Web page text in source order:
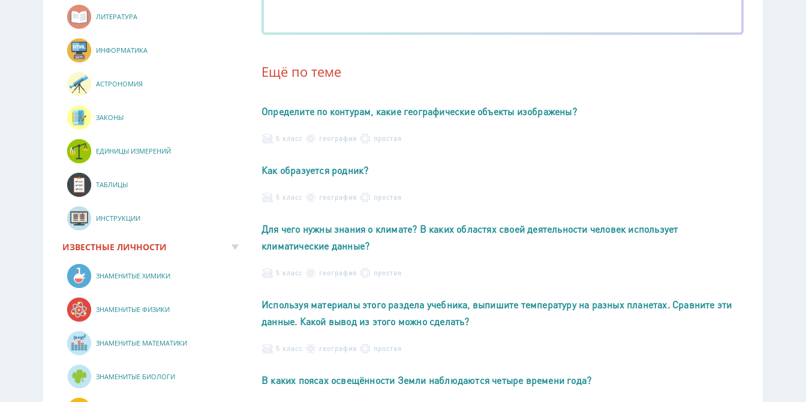
Ещё по теме
Определите по контурам, какие географические объекты изображены?
5 класс география простая
Как образуется родник?
5 класс география простая
Для чего нужны знания о климате? В каких областях своей деятельности человек использует
климатические данные?
5 класс география простая
Используя материалы этого раздела учебника, выпишите температуру на разных планетах. Сравните эти
данные. Какой вывод из этого можно сделать?
5 класс география простая
В каких поясах освещённости Земли наблюдаются четыре времени года?
ЛИТЕРАТУРА
ИНФОРМАТИКА
АСТРОНОМИЯ
ЗАКОНЫ
ЕДИНИЦЫ ИЗМЕРЕНИЙ
ТАБЛИЦЫ
ИНСТРУКЦИИ
ИЗВЕСТНЫЕ ЛИЧНОСТИ
ЗНАМЕНИТЫЕ ХИМИКИ
ЗНАМЕНИТЫЕ ФИЗИКИ
ЗНАМЕНИТЫЕ МАТЕМАТИКИ
ЗНАМЕНИТЫЕ БИОЛОГИ